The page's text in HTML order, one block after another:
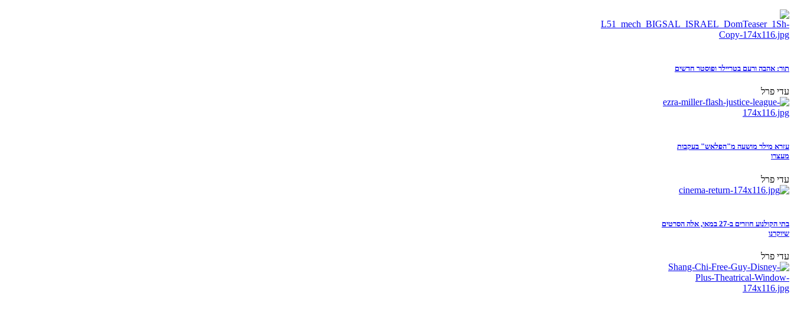
תור: אהבה ורעם בטריילר ופוסטר חדשים
עדי פרל
עזרא מילר מושעה מ"הפלאש" בעקבות
מעצרו
עדי פרל
בתי הקולנוע חוזרים ב-27 במאי, אלה הסרטים
שיוקרנו
עדי פרל